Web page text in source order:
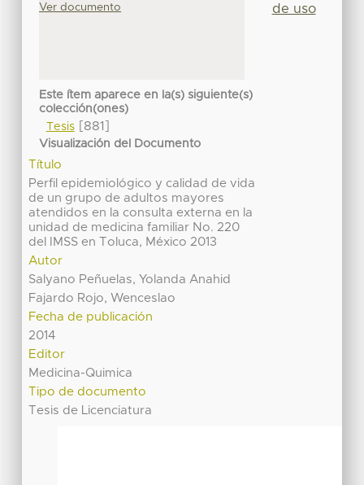
Ver documento
Este ítem aparece en la(s) siguiente(s)
colección(ones)
Tesis[881]
Visualización del Documento
Título
Perfil epidemiológico y calidad de vida
de un grupo de adultos mayores
atendidos en la consulta externa en la
unidad de medicina familiar No. 220
del IMSS en Toluca, México 2013
Autor
Salyano Peñuelas, Yolanda Anahid
Fajardo Rojo, Wenceslao
Fecha de publicación
2014
Editor
Medicina-Quimica
Tipo de documento
Tesis de Licenciatura
de uso